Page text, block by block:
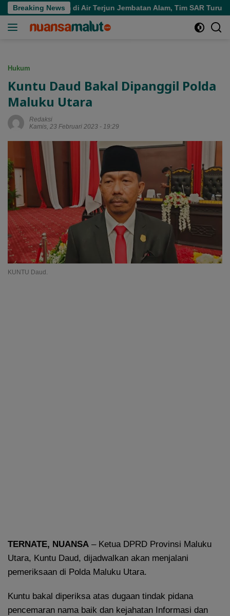
Langsung
ke
Breaking News
Tenggelam di Air Terjun Jembatan Alam, Tim SAR Turun
Hukum
Kuntu Daud Bakal Dipanggil Polda
Maluku Utara
Redaksi
Kamis, 23 Februari 2023 - 19:29
KUNTU Daud.
TERNATE, NUANSA – Ketua DPRD Provinsi Maluku
Utara, Kuntu Daud, dijadwalkan akan menjalani
pemeriksaan di Polda Maluku Utara.
Kuntu bakal diperiksa atas dugaan tindak pidana
pencemaran nama baik dan kejahatan Informasi dan